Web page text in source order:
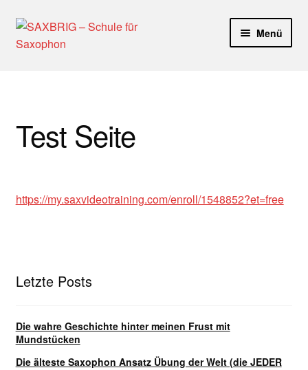
Zur
Navigation
Zum
Inhalt
Menü
Aktuelle Blog Artikel
Disclaimer
Impressum
Impro Basic – Download PDF + mp3
Test Seite
https://my.saxvideotraining.com/enroll/1548852?et=free
Letzte Posts
Die wahre Geschichte hinter meinen Frust mit
Mundstücken
Die älteste Saxophon Ansatz Übung der Welt (die JEDER